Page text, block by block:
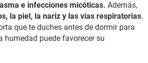
e infecciones micóticas. Además,
la piel, la nariz y las vías respiratorias.
que te duches antes de dormir para
humedad puede favorecer su